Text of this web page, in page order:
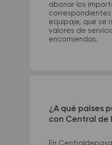
abonar los
equipaje, que se
valores de
encomiendas.
¿A qué países
con Central de
En